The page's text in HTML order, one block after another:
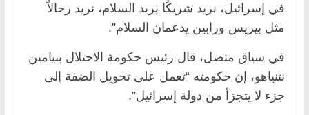
في إسرائيل، نريد شريكًا يريد السلام، نريد رجالاً
مثل بيريس ورابين يدعمان السلام”.
في سياق متصل، قال رئيس حكومة الاحتلال بنيامين
نتنياهو، إن حكومته “تعمل على تحويل الضفة إلى
جزء لا يتجزأ من دولة إسرائيل”.